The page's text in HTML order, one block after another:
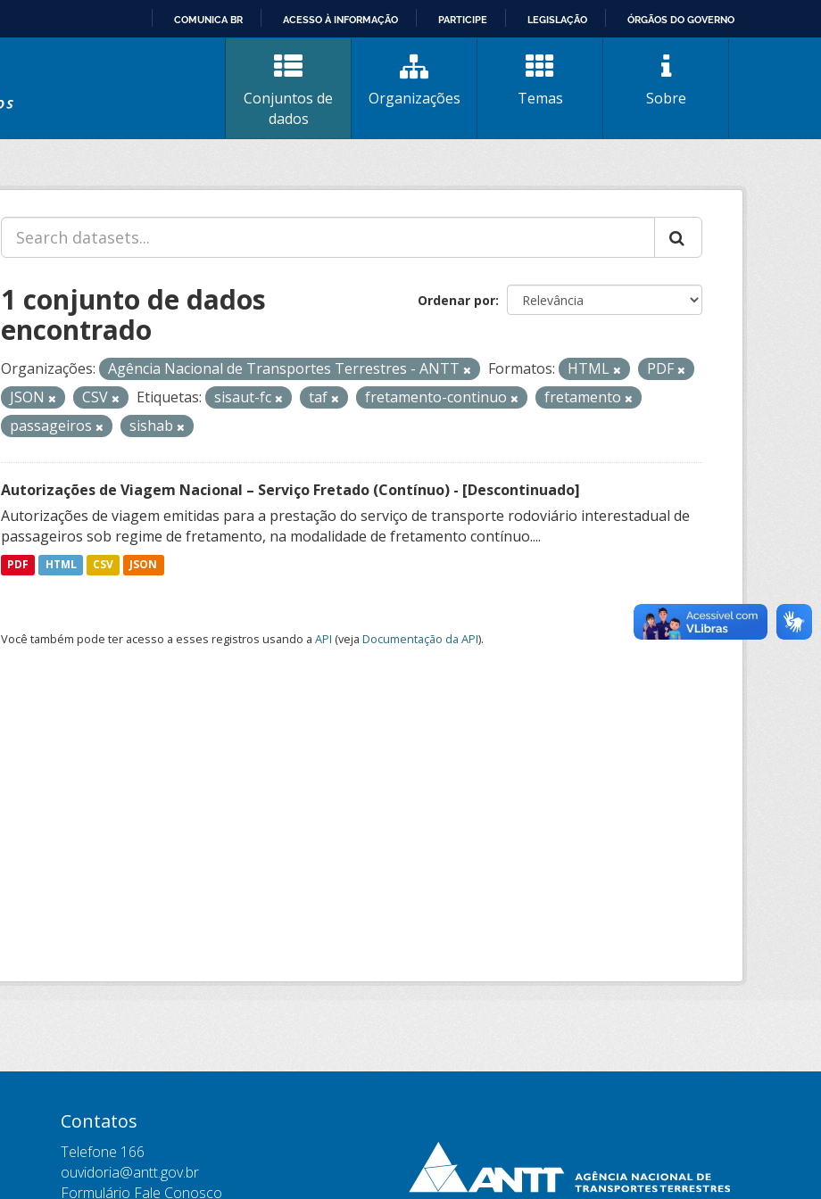
CONTEÚDO
COMUNICA BR ACESSO À INFORMAÇÃO PARTICIPE LEGISLAÇÃO ÓRGÃOS DO GOVERNO
Conjuntos de
dados
Organizações Temas Sobre
Ordenar por
1 conjunto de dados
encontrado
Organizações: Agência Nacional de Transportes Terrestres - ANTT Formatos: HTML
PDF
JSON
CSV Etiquetas: sisaut-fc taf fretamento-continuo
fretamento
passageiros
sishab
Autorizações de Viagem Nacional – Serviço Fretado (Contínuo) - [Descontinuado]
Autorizações de viagem emitidas para a prestação do serviço de transporte rodoviário interestadual de
passageiros sob regime de fretamento, na modalidade de fretamento contínuo....
PDF HTML CSV JSON
Você também pode ter acesso a esses registros usando a API (veja Documentação da API).
Contatos
Telefone 166
ouvidoria@antt.gov.br
Formulário Fale Conosco